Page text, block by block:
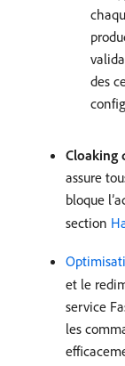
des
Cloaking
assure
bloque
section
et le
service
les